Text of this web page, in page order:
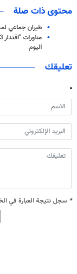
محتوى ذات صلة
طيران جماعي
اليوم
تعليقك
* سجل نتيجة العبارة في